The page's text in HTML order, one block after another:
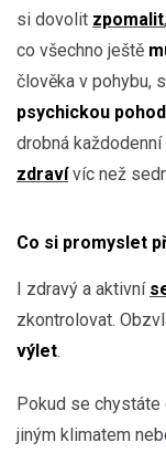
si dovolit zpomalit
co všechno ještě
člověka v pohybu,
psychickou
drobná
zdravívíc než
Co si promyslet
I zdravý a aktivní
zkontrolovat.
výlet.
Pokud se
jiným klimatem